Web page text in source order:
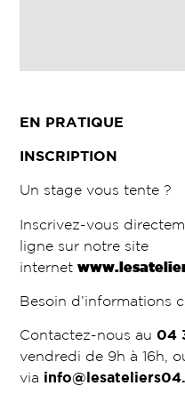
EN PRATIQUE
INSCRIPTION
Un stage vous tente ?
Inscrivez-vous
ligne sur notre site
internet
Besoin d’informations
Contactez-nous au04
vendredi de 9h à 16h,
via